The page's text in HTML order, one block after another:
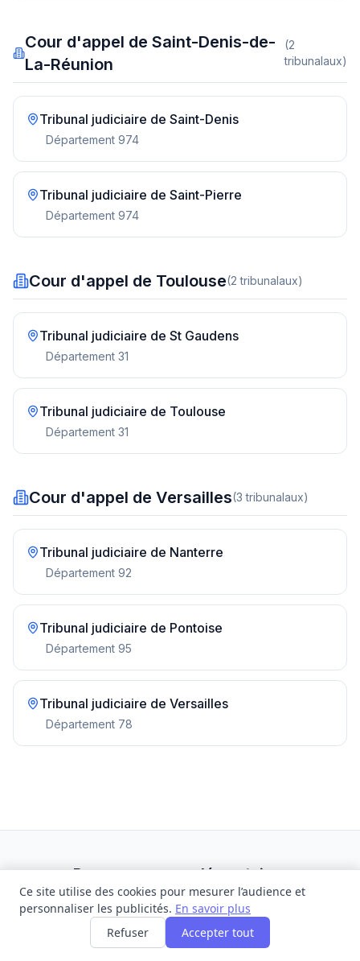
Cour d'appel de Saint-Denis-de-
La-Réunion
(2
tribunalaux)
Tribunal judiciaire de Saint-Denis
Département 974
Tribunal judiciaire de Saint-Pierre
Département 974
Cour d'appel de Toulouse(2 tribunalaux)
Tribunal judiciaire de St Gaudens
Département 31
Tribunal judiciaire de Toulouse
Département 31
Cour d'appel de Versailles(3 tribunalaux)
Tribunal judiciaire de Nanterre
Département 92
Tribunal judiciaire de Pontoise
Département 95
Tribunal judiciaire de Versailles
Département 78
Ressources complémentaires
Délais JAF nationaux 2026 — guide complet
Ce site utilise des cookies pour mesurer l’audience et
personnaliser les publicités. En savoir plus
Refuser
Accepter tout